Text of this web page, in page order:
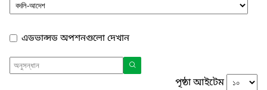
এডভান্সড অপশনগুলো দেখান
পৃষ্ঠা আইটেম